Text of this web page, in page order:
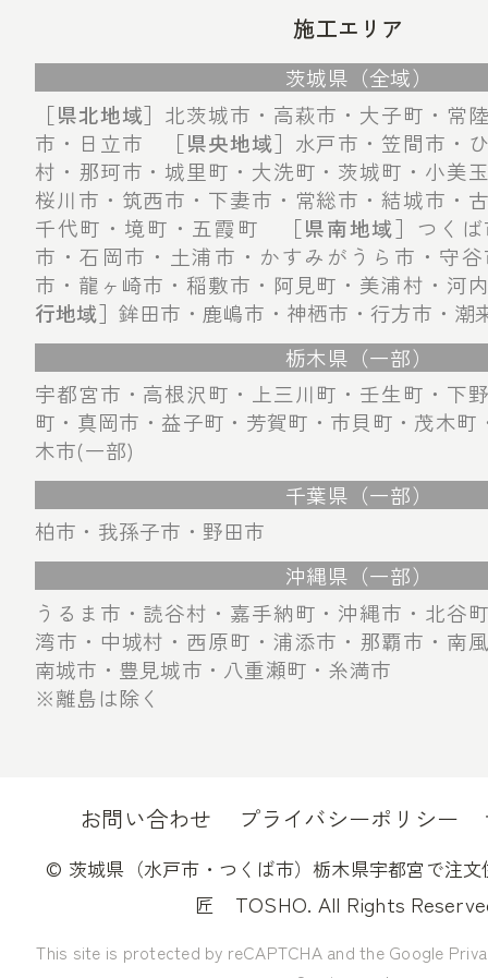
施工エリア
茨城県（全域）
［県北地域］ 北茨城市・高萩市・大子町・常
市・日立市
［県央地域］ 水戸市・笠間市・
村・那珂市・城里町・大洗町・茨城町・小
桜川市・筑西市・下妻市・常総市・結城市・
千代町・境町・五霞町
［県南地域］ つく
市・石岡市・土浦市・かすみがうら市・守
市・龍ヶ崎市・稲敷市・阿見町・美浦村・
行地域］ 鉾田市・鹿嶋市・神栖市・行方市・潮
栃木県（一部）
宇都宮市・高根沢町・上三川町・壬生町・下
町・真岡市・益子町・芳賀町・市貝町・茂木
木市(一部)
千葉県（一部）
柏市・我孫子市・野田市
沖縄県（一部）
うるま市・読谷村・嘉手納町・沖縄市・北谷
湾市・中城村・西原町・浦添市・那覇市・南
南城市・豊見城市・八重瀬町・糸満市
※離島は除く
お問い合わせ プライバシーポリシー
© 茨城県（水戸市・つくば市）栃木県宇都宮で注
匠
TOSHO. All Rights
This site is protected by reCAPTCHA and the Google